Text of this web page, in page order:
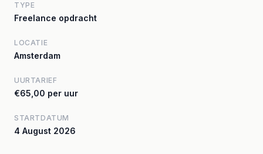
TYPE
Freelance opdracht
LOCATIE
Amsterdam
UURTARIEF
€65,00 per uur
STARTDATUM
4 August 2026